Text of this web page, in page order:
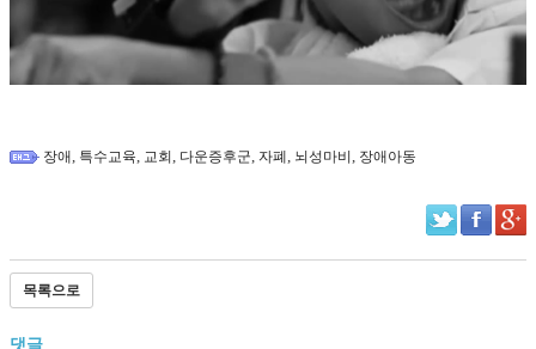
장애 특수교육 교회 다운증후군 자폐 뇌성마비 장애아동
목록으로
댓글